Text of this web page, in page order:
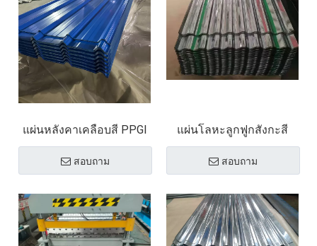
แผ่นหลังคาเคลือบสี PPGI
สอบถาม
แผ่นโลหะลูกฟูกสังกะสี
สอบถาม